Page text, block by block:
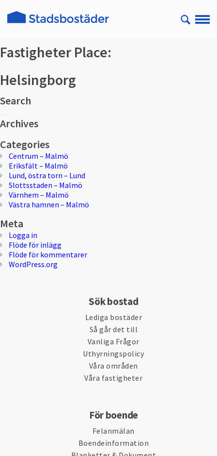
Fastigheter Place:
Helsingborg
Search
efter:
Archives
Categories
Centrum – Malmö
Eriksfält – Malmö
Lund, östra torn – Lund
Slottsstaden – Malmö
Värnhem – Malmö
Västra hamnen – Malmö
Meta
Logga in
Flöde för inlägg
Flöde för kommentarer
WordPress.org
Sök bostad
Lediga bostäder
Så går det till
Vanliga Frågor
Uthyrningspolicy
Våra områden
Våra fastigheter
För boende
Felanmälan
Boendeinformation